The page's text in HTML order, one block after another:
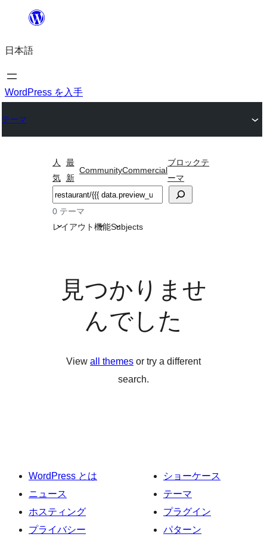
を
ス
キ
プ
日本語
WordPress を入手
テーマ
人
気
最
新
CommunityCommercial
ブロックテ
ーマ
検
索
0 テーマ
レイアウト機能Subjects
見つかりませ
んでした
View all themes or try a different
search.
WordPress とは
ニュース
ホスティング
プライバシー
ショーケース
テーマ
プラグイン
パターン